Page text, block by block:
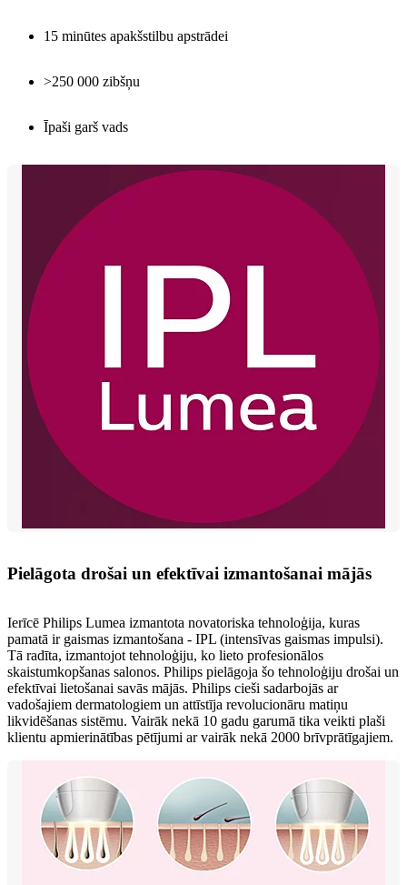
15 minūtes apakšstilbu apstrādei
>250 000 zibšņu
Īpaši garš vads
Pielāgota drošai un efektīvai izmantošanai mājās
Ierīcē Philips Lumea izmantota novatoriska tehnoloģija, kuras
pamatā ir gaismas izmantošana - IPL (intensīvas gaismas impulsi).
Tā radīta, izmantojot tehnoloģiju, ko lieto profesionālos
skaistumkopšanas salonos. Philips pielāgoja šo tehnoloģiju drošai un
efektīvai lietošanai savās mājās. Philips cieši sadarbojās ar
vadošajiem dermatologiem un attīstīja revolucionāru matiņu
likvidēšanas sistēmu. Vairāk nekā 10 gadu garumā tika veikti plaši
klientu apmierinātības pētījumi ar vairāk nekā 2000 brīvprātīgajiem.